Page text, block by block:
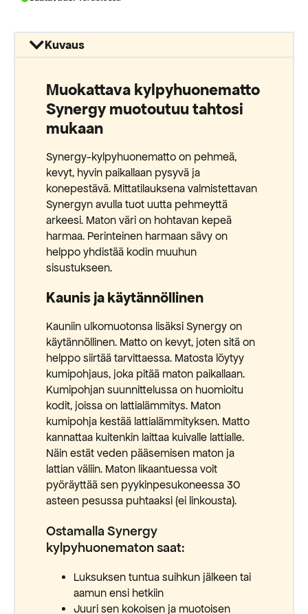
Kuvaus
Muokattava kylpyhuonematto
Synergy muotoutuu tahtosi
mukaan
Synergy-kylpyhuonematto on pehmeä,
kevyt, hyvin paikallaan pysyvä ja
konepestävä. Mittatilauksena valmistettavan
Synergyn avulla tuot uutta pehmeyttä
arkeesi. Maton väri on hohtavan kepeä
harmaa. Perinteinen harmaan sävy on
helppo yhdistää kodin muuhun
sisustukseen.
Kaunis ja käytännöllinen
Kauniin ulkomuotonsa lisäksi Synergy on
käytännöllinen. Matto on kevyt, joten sitä on
helppo siirtää tarvittaessa. Matosta löytyy
kumipohjaus, joka pitää maton paikallaan.
Kumipohjan suunnittelussa on huomioitu
kodit, joissa on lattialämmitys. Maton
kumipohja kestää lattialämmityksen. Matto
kannattaa kuitenkin laittaa kuivalle lattialle.
Näin estät veden pääsemisen maton ja
lattian väliin. Maton likaantuessa voit
pyöräyttää sen pyykinpesukoneessa 30
asteen pesussa puhtaaksi (ei linkousta).
Ostamalla Synergy
kylpyhuonematon saat:
Luksuksen tuntua suihkun jälkeen tai
aamun ensi hetkiin
Juuri sen kokoisen ja muotoisen